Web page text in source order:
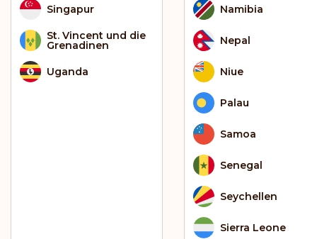
Singapur
St. Vincent und die
Grenadinen
Uganda
Namibia
Nepal
Niue
Palau
Samoa
Senegal
Seychellen
Sierra Leone